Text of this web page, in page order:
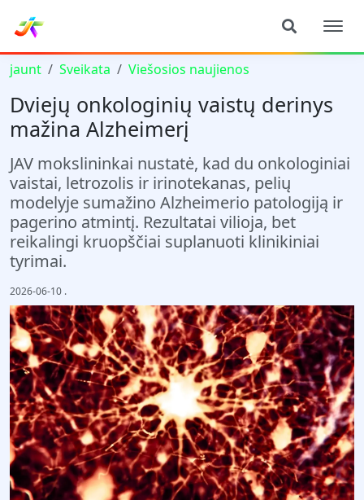
jaunt Sveikata Viešosios naujienos
Dviejų onkologinių vaistų derinys
mažina Alzheimerį
JAV mokslininkai nustatė, kad du onkologiniai
vaistai, letrozolis ir irinotekanas, pelių
modelyje sumažino Alzheimerio patologiją ir
pagerino atmintį. Rezultatai vilioja, bet
reikalingi kruopščiai suplanuoti klinikiniai
tyrimai.
2026-06-10 .